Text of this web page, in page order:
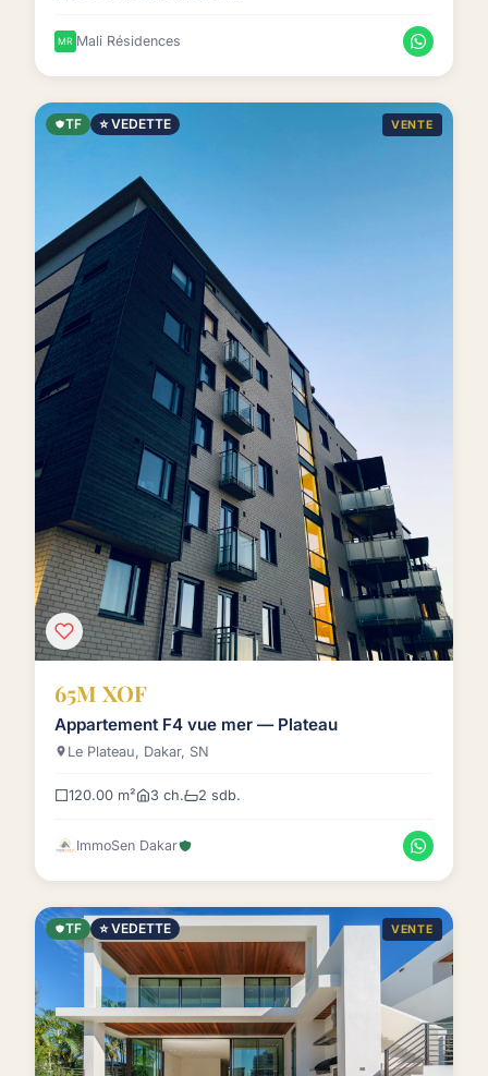
Mali Résidences
TF ⭐ VEDETTE VENTE
65M XOF
Appartement F4 vue mer — Plateau
Le Plateau, Dakar, SN
120.00 m² 3 ch. 2 sdb.
ImmoSen Dakar
TF ⭐ VEDETTE VENTE